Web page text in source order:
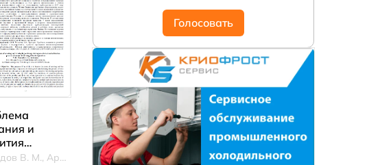
и
Мамедов В. М., Архаров И. А.
Голосовать